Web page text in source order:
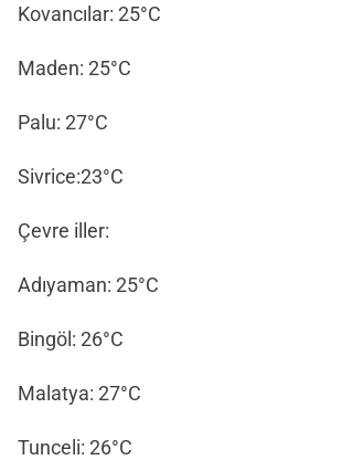
Kovancılar: 25°C
Maden: 25°C
Palu: 27°C
Sivrice:23°C
Çevre iller:
Adıyaman: 25°C
Bingöl: 26°C
Malatya: 27°C
Tunceli: 26°C